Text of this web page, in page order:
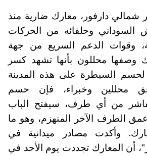
شمالي دارفور، معارك ضارية منذ
السوداني وحلفائه من الحركات
وقوات الدعم السريع من جهة
وصفها محللون بأنها تشهد كسر
السيطرة على هذه المدينة
محللين وخبراء، فإن حسم
من أي طرف، سيفتح الباب
الطرف الآخر المنهزم، وهو ما
وأكدت مصادر ميدانية في
أن المعارك تجددت يوم الأحد في